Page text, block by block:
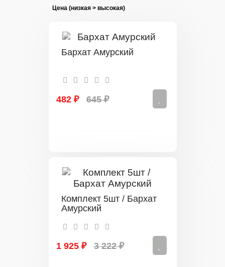
Бархат Амурский
482 ₽ 645 ₽
Комплект 5шт / Бархат
Амурский
1 925 ₽ 3 222 ₽